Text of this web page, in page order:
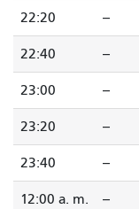
22:20 --
22:40 --
23:00 --
23:20 --
23:40 --
12:00 a. m. --